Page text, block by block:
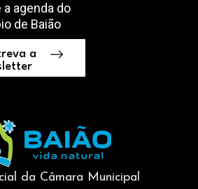
agenda do
de Baião
a
da Câmara Municipal